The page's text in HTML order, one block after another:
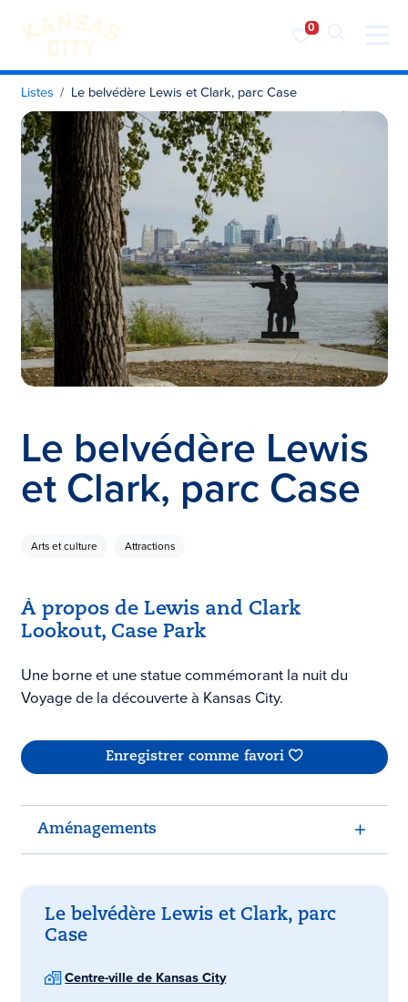
Visiter KC
Skip to content
Listes Le belvédère Lewis et Clark, parc Case
Le belvédère Lewis
et Clark, parc Case
Arts et culture Attractions
À propos de Lewis and Clark
Lookout, Case Park
Une borne et une statue commémorant la nuit du
Voyage de la découverte à Kansas City.
Enregistrer comme favori
Aménagements
Le belvédère Lewis et Clark, parc
Case
Centre-ville de Kansas City